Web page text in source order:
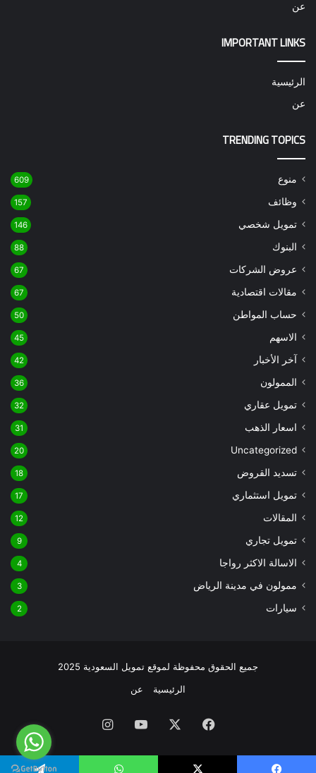
عن
IMPORTANT LINKS
الرئيسية
عن
TRENDING TOPICS
منوع 609
وظائف 157
تمويل شخصي 146
البنوك 88
عروض الشركات 67
مقالات اقتصادية 67
حساب المواطن 50
الاسهم 45
آخر الأخبار 42
الممولون 36
تمويل عقاري 32
اسعار الذهب 31
Uncategorized
20
تسديد القروض 18
تمويل استثماري 17
المقالات 12
تمويل تجاري 9
الاسالة الاكثر رواجا 4
ممولون في مدينة الرياض 3
سيارات 2
جميع الحقوق محفوظة لموقع تمويل السعودية 2025
الرئيسية
عن
فيسبوك ‫YouTube